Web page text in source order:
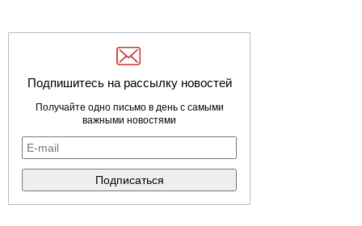
Подпишитесь на рассылку новостей
Получайте одно письмо в день с самыми
важными новостями